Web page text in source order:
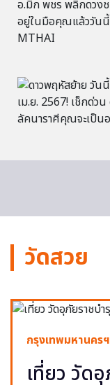
วัดสวย
กรุงเทพมหานครฯ
เที่ยว วัด